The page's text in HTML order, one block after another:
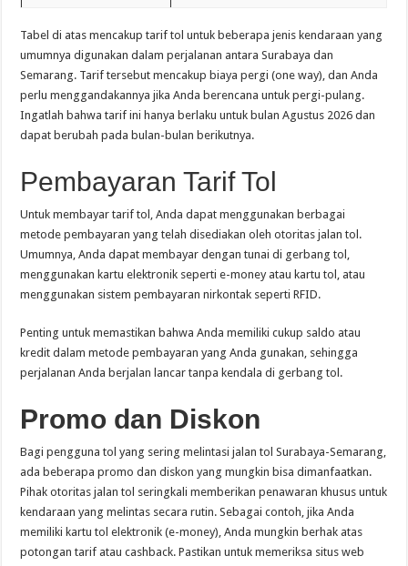
Tabel di atas mencakup tarif tol untuk beberapa jenis kendaraan yang
umumnya digunakan dalam perjalanan antara Surabaya dan
Semarang. Tarif tersebut mencakup biaya pergi (one way), dan Anda
perlu menggandakannya jika Anda berencana untuk pergi-pulang.
Ingatlah bahwa tarif ini hanya berlaku untuk bulan Agustus 2026 dan
dapat berubah pada bulan-bulan berikutnya.
Pembayaran Tarif Tol
Untuk membayar tarif tol, Anda dapat menggunakan berbagai
metode pembayaran yang telah disediakan oleh otoritas jalan tol.
Umumnya, Anda dapat membayar dengan tunai di gerbang tol,
menggunakan kartu elektronik seperti e-money atau kartu tol, atau
menggunakan sistem pembayaran nirkontak seperti RFID.
Penting untuk memastikan bahwa Anda memiliki cukup saldo atau
kredit dalam metode pembayaran yang Anda gunakan, sehingga
perjalanan Anda berjalan lancar tanpa kendala di gerbang tol.
Promo dan Diskon
Bagi pengguna tol yang sering melintasi jalan tol Surabaya-Semarang,
ada beberapa promo dan diskon yang mungkin bisa dimanfaatkan.
Pihak otoritas jalan tol seringkali memberikan penawaran khusus untuk
kendaraan yang melintas secara rutin. Sebagai contoh, jika Anda
memiliki kartu tol elektronik (e-money), Anda mungkin berhak atas
potongan tarif atau cashback. Pastikan untuk memeriksa situs web